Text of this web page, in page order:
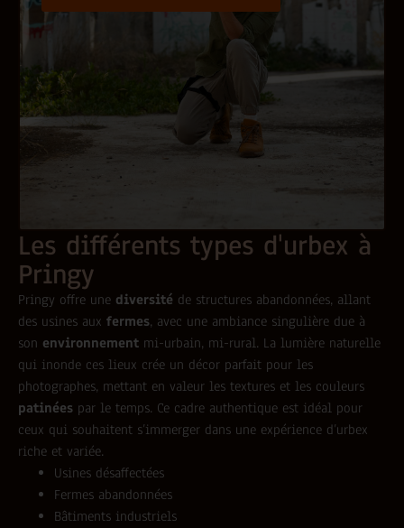
Les différents types d'urbex à
Pringy
Pringy offre une diversité de structures abandonnées, allant
des usines aux fermes, avec une ambiance singulière due à
son environnement mi-urbain, mi-rural. La lumière naturelle
qui inonde ces lieux crée un décor parfait pour les
photographes, mettant en valeur les textures et les couleurs
patinées par le temps. Ce cadre authentique est idéal pour
ceux qui souhaitent s’immerger dans une expérience d’urbex
riche et variée.
Usines désaffectées
Fermes abandonnées
Bâtiments industriels